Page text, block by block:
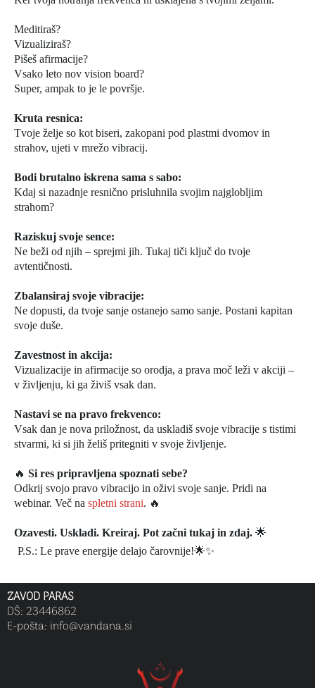
Meditiraš?
Vizualiziraš?
Pišeš afirmacije?
Vsako leto nov vision board?
Super, ampak to je le površje.
Kruta resnica:
Tvoje želje so kot biseri, zakopani pod plastmi dvomov in
strahov, ujeti v mrežo vibracij.
Bodi brutalno iskrena sama s sabo:
Kdaj si nazadnje resnično prisluhnila svojim najglobljim
strahom?
Raziskuj svoje sence:
Ne beži od njih – sprejmi jih. Tukaj tiči ključ do tvoje
avtentičnosti.
Zbalansiraj svoje vibracije:
Ne dopusti, da tvoje sanje ostanejo samo sanje. Postani kapitan
svoje duše.
Zavestnost in akcija:
Vizualizacije in afirmacije so orodja, a prava moč leži v akciji –
v življenju, ki ga živiš vsak dan.
Nastavi se na pravo frekvenco:
Vsak dan je nova priložnost, da uskladiš svoje vibracije s tistimi
stvarmi, ki si jih želiš pritegniti v svoje življenje.
🔥 Si res pripravljena spoznati sebe?
Odkrij svojo pravo vibracijo in oživi svoje sanje. Pridi na
webinar. Več na spletni strani. 🔥
Ozavesti. Uskladi. Kreiraj. Pot začni tukaj in zdaj. 🌟
P.S.: Le prave energije delajo čarovnije!🌟✨
ZAVOD PARAS
DŠ: 23446862
E-pošta: info@vandana.si